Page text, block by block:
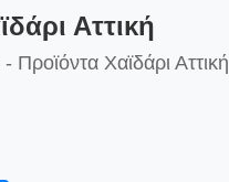
Αττική
Προϊόντα Χαϊδάρι Αττική